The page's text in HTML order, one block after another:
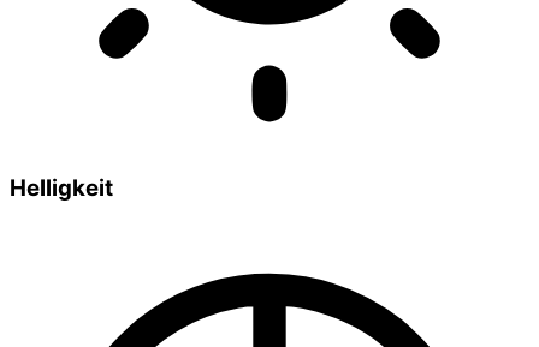
Helligkeit